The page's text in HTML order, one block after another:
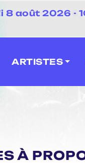
8 août 2026 -
13 juillet
ARTISTES
À